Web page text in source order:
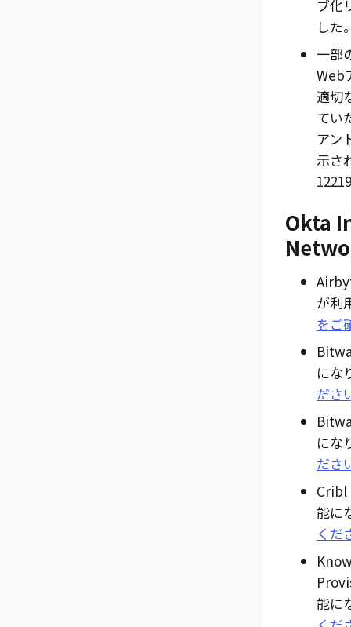
ブ化
した
一部
Web
適切
てい
アン
示さ
Okta
が利
をご
にな
ださ
にな
ださ
Cribl
能に
くだ
能に